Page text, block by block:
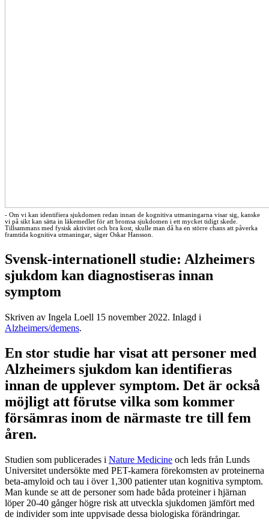
- Om vi kan identifiera sjukdomen redan innan de kognitiva utmaningarna visar sig, kanske
vi på sikt kan sätta in läkemedlet för att bromsa sjukdomen i ett mycket tidigt skede.
Tillsammans med fysisk aktivitet och bra kost, skulle man då ha en större chans att påverka
framtida kognitiva utmaningar, säger Oskar Hansson.
Svensk-internationell studie: Alzheimers
sjukdom kan diagnostiseras innan
symptom
Skriven av Ingela Loell 15 november 2022. Inlagd i
Alzheimers/demens.
En stor studie har visat att personer med
Alzheimers sjukdom kan identifieras
innan de upplever symptom. Det är också
möjligt att förutse vilka som kommer
försämras inom de närmaste tre till fem
åren.
Studien som publicerades i Nature Medicine och leds från Lunds
Universitet undersökte med PET-kamera förekomsten av proteinerna
beta-amyloid och tau i över 1,300 patienter utan kognitiva symptom.
Man kunde se att de personer som hade båda proteiner i hjärnan
löper 20-40 gånger högre risk att utveckla sjukdomen jämfört med
de individer som inte uppvisade dessa biologiska förändringar.